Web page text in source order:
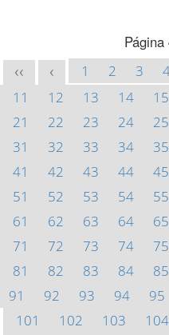
Página
<< < 1 2 3
11
12 13 14 15
21
22 23 24 25
31
32 33 34 35
41
42 43 44 45
51
52 53 54 55
61
62 63 64 65
71
72 73 74 75
81
82 83 84 85
91
92 93 94 95
101
102 103 104